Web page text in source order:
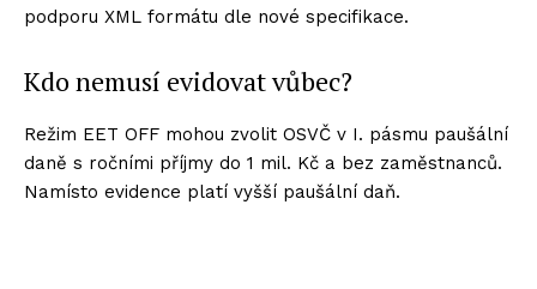
podporu XML formátu dle nové specifikace.
Kdo nemusí evidovat vůbec?
Režim EET OFF mohou zvolit OSVČ v I. pásmu paušální
daně s ročními příjmy do 1 mil. Kč a bez zaměstnanců.
Namísto evidence platí vyšší paušální daň.